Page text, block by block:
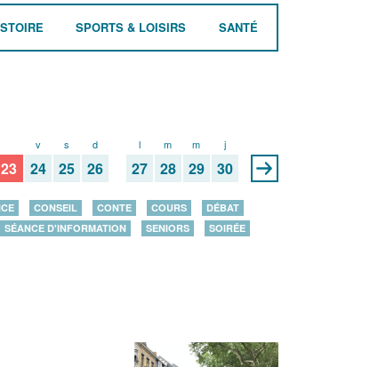
SPORTS & LOISIRS SANTÉ
23
v
24
s
25
d
26
l
27
m
28
m
29
j
30
CONSEIL CONTE COURS
DÉBAT
SÉANCE D'INFORMATION SENIORS
SOIRÉE